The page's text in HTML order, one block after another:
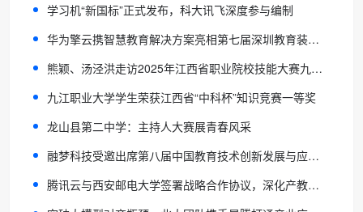
学习机“新国标”正式发布，科大讯飞深度参与编制
华为擎云携智慧教育解决方案亮相第七届深圳教育装备博览会
熊颖、汤泾洪走访2025年江西省职业院校技能大赛九江职业大学赛区赛场
九江职业大学学生荣获江西省“中科杯”知识竞赛一等奖
龙山县第二中学：主持人大赛展青春风采
融梦科技受邀出席第八届中国教育技术创新发展与应用成果大会
腾讯云与西安邮电大学签署战略合作协议，深化产教融合全面合作